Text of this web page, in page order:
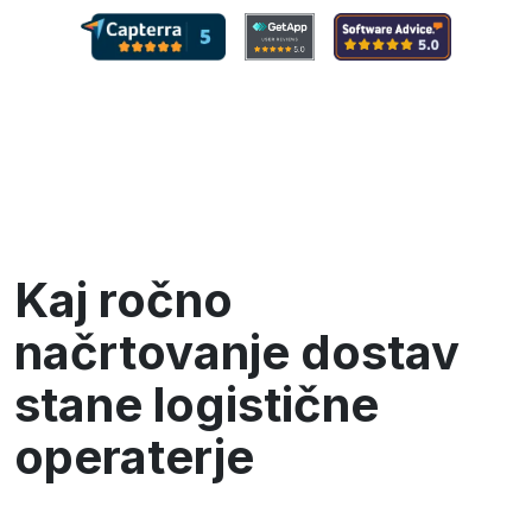
Kaj ročno
načrtovanje dostav
stane logistične
operaterje